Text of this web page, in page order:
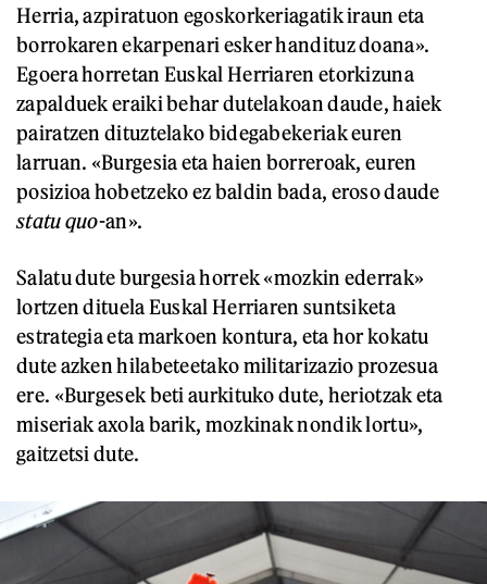
Herria, azpiratuon egoskorkeriagatik iraun eta
borrokaren ekarpenari esker handituz doana».
Egoera horretan Euskal Herriaren etorkizuna
zapalduek eraiki behar dutelakoan daude, haiek
pairatzen dituztelako bidegabekeriak euren
larruan. «Burgesia eta haien borreroak, euren
posizioa hobetzeko ez baldin bada, eroso daude
statu quo-an».
Salatu dute burgesia horrek «mozkin ederrak»
lortzen dituela Euskal Herriaren suntsiketa
estrategia eta markoen kontura, eta hor kokatu
dute azken hilabeteetako militarizazio prozesua
ere. «Burgesek beti aurkituko dute, heriotzak eta
miseriak axola barik, mozkinak nondik lortu»,
gaitzetsi dute.